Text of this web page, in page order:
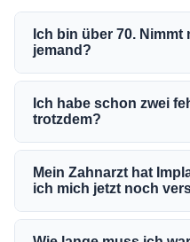
Ich bin über 70.
jemand?
Ja, die meisten guten
SDK und Deutsche
Sie auch mit 80 oder 85
Allianz versichert
Bei den meisten
Alter für die Aufnahme
Ich habe schon zwei
trotzdem?
Ja, bei den meisten
Ausschlussgrund. Je
fehlende Zähne mit
berücksichtigt.
Mein Zahnarzt hat
ich mich jetzt noch
Die bereits